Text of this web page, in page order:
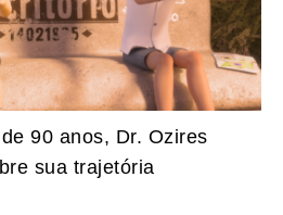
90 anos, Dr. Ozires
sua trajetória